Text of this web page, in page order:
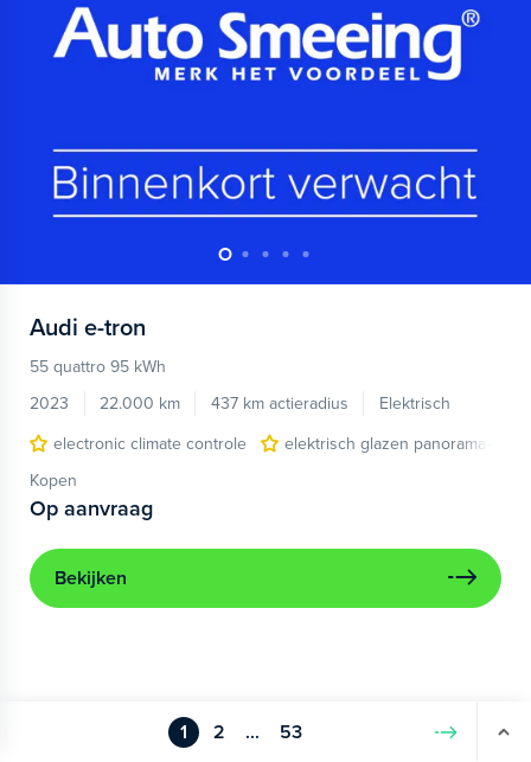
Audi e-tron
55 quattro 95 kWh
2023
22.000 km 437 km actieradius
Elektrisch
electronic climate controle
elektrisch glazen panorama-dak
Kopen
Op aanvraag
Bekijken
1 2 ... 53 Volgende